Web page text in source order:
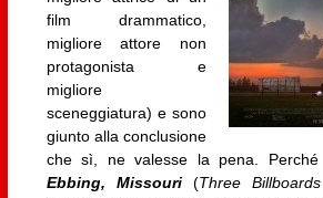
film drammatico,
migliore attore non
protagonista e
migliore
sceneggiatura) e sono
giunto alla conclusione
che sì, ne valesse la pena. Perché
Ebbing, Missouri(Three